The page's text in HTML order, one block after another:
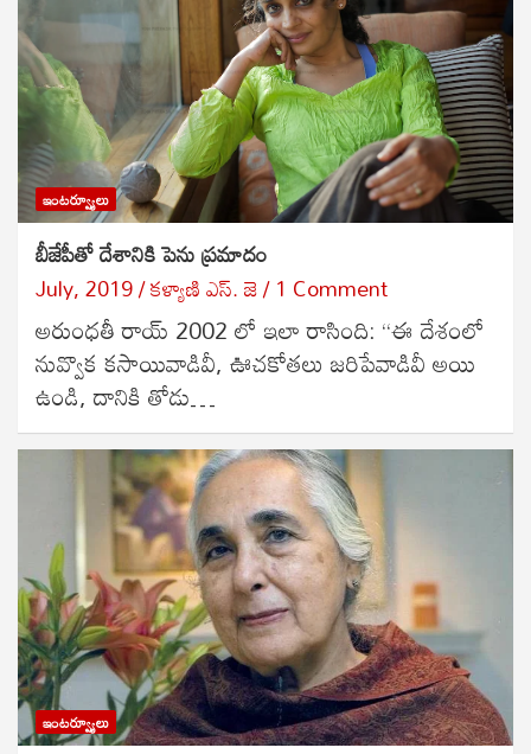
ఇంటర్వ్యూలు
బీజేపీతో దేశానికి పెను ప్ర‌మాదం
July, 2019 కళ్యాణి ఎస్. జె 1 Comment
అరుంధతీ రాయ్ 2002 లో ఇలా రాసింది: “ఈ దేశంలో
నువ్వొక కసాయివాడివీ, ఊచకోతలు జరిపేవాడివీ అయి
ఉండి, దానికి తోడు…
ఇంటర్వ్యూలు